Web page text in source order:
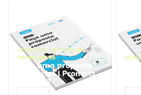
NEGÓCIOS, PROCESSOS
EMPRESARIAIS
Faça uma proposta
comercial | Prompts
ChatGPT